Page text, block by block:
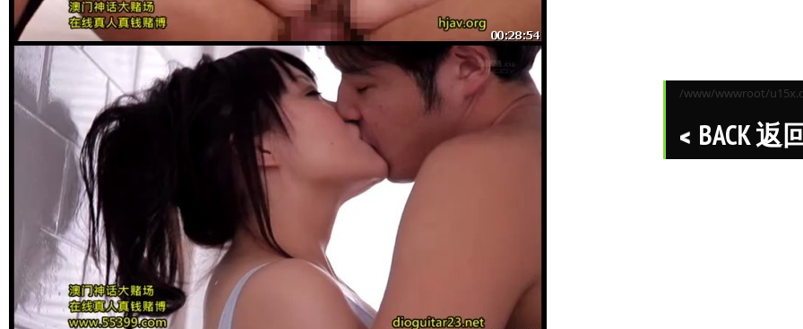
/www/wwwroot/
BACK 返